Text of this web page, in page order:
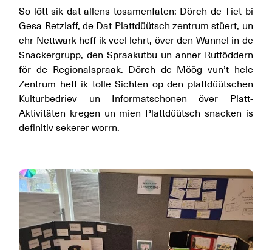
So lött sik dat allens tosamenfaten: Dörch de Tiet bi
Gesa Retzlaff, de Dat Plattdüütsch zentrum stüert, un
ehr Nettwark heff ik veel lehrt, över den Wannel in de
Snackergrupp, den Spraakutbu un anner Rutföddern
för de Regionalspraak. Dörch de Möög vun’t hele
Zentrum heff ik tolle Sichten op den plattdüütschen
Kulturbedriev un Informatschonen över Platt-
Aktivitäten kregen un mien Plattdüütsch snacken is
definitiv sekerer worrn.